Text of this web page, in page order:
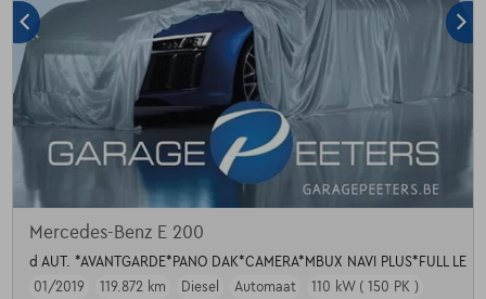
Mercedes-Benz E 200
d AUT. *AVANTGARDE*PANO DAK*CAMERA*MBUX NAVI PLUS*FULL LE
01/2019
119.872 km Diesel Automaat 110 kW ( 150 PK )